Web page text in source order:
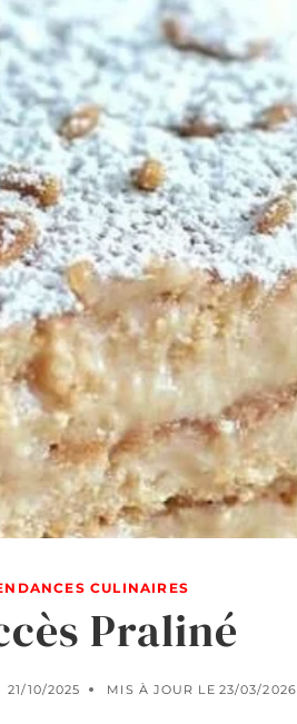
CULINAIRES
Praliné
21/10/2025 MIS À JOUR LE 23/03/2026